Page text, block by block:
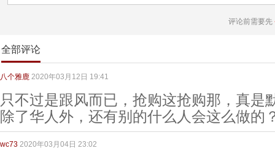
评论前需要先
全部评论
八个雅鹿 2020年03月12日 19:41
只不过是跟风而已，抢购这抢购那，真是
除了华人外，还有别的什么人会这么做的
wc73 2020年03月04日 23:02